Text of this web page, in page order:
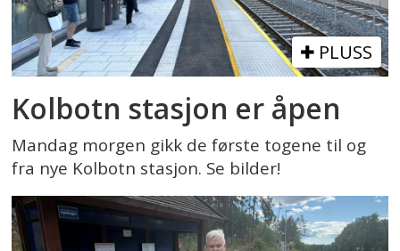
PLUSS
Kolbotn stasjon er åpen
Mandag morgen gikk de første togene til og
fra nye Kolbotn stasjon. Se bilder!